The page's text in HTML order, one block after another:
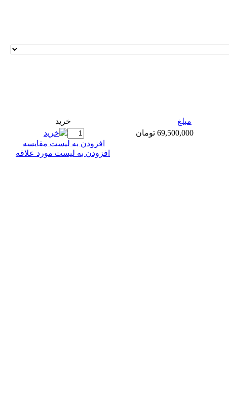
مبلغ
خريد
69,500,000 تومان
افزودن به ليست مقايسه
افزودن به لیست مورد علاقه